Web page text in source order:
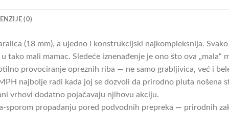
(0)
(18 mm), a ujedno i konstrukcijski najkompleksnija.
tako mali mamac. Sledeće iznenađenje je ono što ova „mala“
provociranje opreznih riba — ne samo grabljivica, već i
najbolje radi kada joj se dozvoli da prirodno pluta nošena
vrhovi dodatno pojačavaju njihovu akciju.
sporom propadanju pored podvodnih prepreka — prirodnih